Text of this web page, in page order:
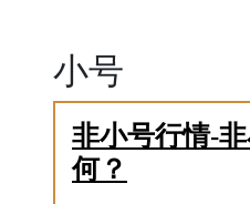
小号
非小号行情-
何？